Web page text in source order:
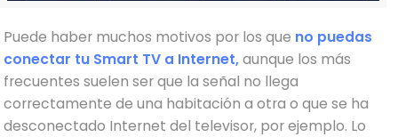
Puede haber muchos motivos por los que no puedas
conectar tu Smart TV a Internet,aunque los más
frecuentes suelen ser que la señal no llega
correctamente de una habitación a otra o que se ha
desconectado Internet del televisor, por ejemplo. Lo